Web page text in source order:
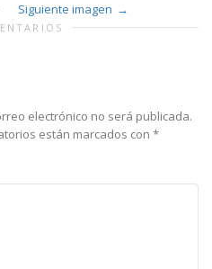
Siguiente imagen
electrónico no será publicada.
están marcados con *